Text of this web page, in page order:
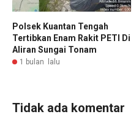
Polsek Kuantan Tengah
Tertibkan Enam Rakit PETI Di
Aliran Sungai Tonam
1 bulan lalu
Tidak ada komentar